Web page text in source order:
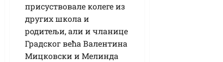
присуствовале колеге из
других школа и
родитељи, али и чланице
Градског већа Валентина
Мицковски и Мелинда